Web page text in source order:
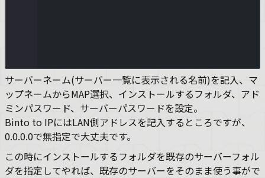
サーバーネーム(サーバー一覧に表示される名前)を記入、マ
ップネームからMAP選択、インストールするフォルダ、アド
ミンパスワード、サーバーパスワードを設定。
Binto to IPにはLAN側アドレスを記入するところですが、
0.0.0.0で無指定で大丈夫です。
この時にインストールするフォルダを既存のサーバーフォル
ダを指定してやれば、既存のサーバーをそのまま使う事がで